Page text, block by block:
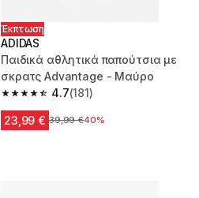
Έκπτωση
ADIDAS
Παιδικά αθλητικά παπούτσια με
σκρατς Advantage - Μαύρο
4.7
4.7 out of 5 stars from 181 reviews
(181)
23,99 € Αρχική τιμή
39,99 €40%